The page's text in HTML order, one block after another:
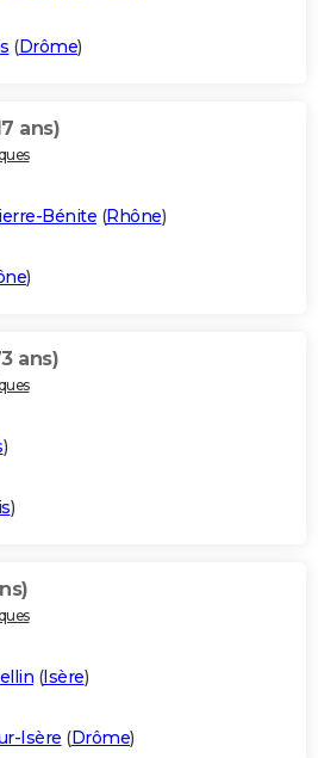
(Drôme)
ans)
Bénite (Rhône)
)
ans)
)
)
(Isère)
Isère (Drôme)